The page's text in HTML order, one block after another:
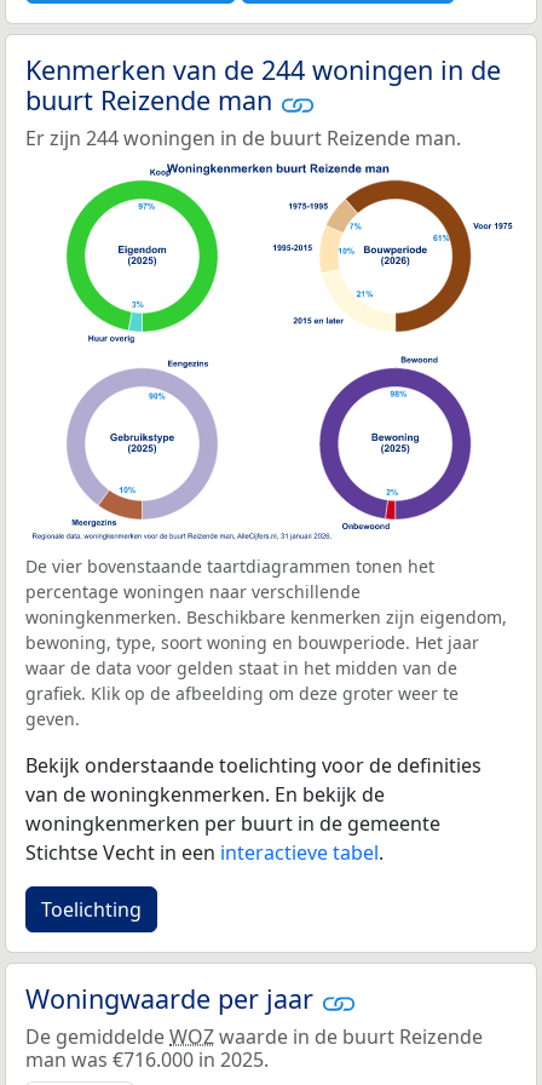
Kenmerken van de 244 woningen in de
buurt Reizende man
Er zijn 244 woningen in de buurt Reizende man.
De vier bovenstaande taartdiagrammen tonen het
percentage woningen naar verschillende
woningkenmerken. Beschikbare kenmerken zijn eigendom,
bewoning, type, soort woning en bouwperiode. Het jaar
waar de data voor gelden staat in het midden van de
grafiek. Klik op de afbeelding om deze groter weer te
geven.
Bekijk onderstaande toelichting voor de definities
van de woningkenmerken. En bekijk de
woningkenmerken per buurt in de gemeente
Stichtse Vecht in een interactieve tabel.
Toelichting
Woningwaarde per jaar
De gemiddeldeWOZwaarde in de buurt Reizende
man was €716.000 in 2025.